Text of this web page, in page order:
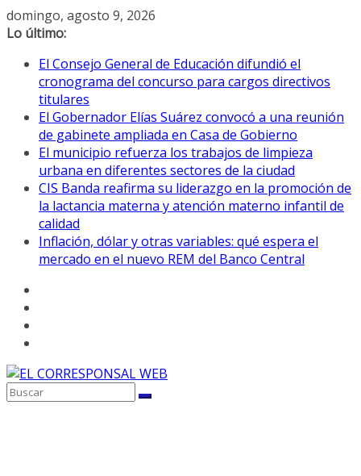
Saltar
al
domingo, agosto 9, 2026
Lo último:
El Consejo General de Educación difundió el
cronograma del concurso para cargos directivos
titulares
El Gobernador Elías Suárez convocó a una reunión
de gabinete ampliada en Casa de Gobierno
El municipio refuerza los trabajos de limpieza
urbana en diferentes sectores de la ciudad
CIS Banda reafirma su liderazgo en la promoción de
la lactancia materna y atención materno infantil de
calidad
Inflación, dólar y otras variables: qué espera el
mercado en el nuevo REM del Banco Central